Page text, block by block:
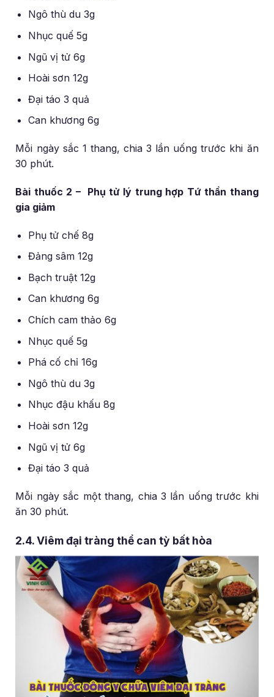
Ngô thù du 3g
Nhục quế 5g
Ngũ vị tử 6g
Hoài sơn 12g
Đại táo 3 quả
Can khương 6g
Mỗi ngày sắc 1 thang, chia 3 lần uống trước khi ăn
30 phút.
Bài thuốc 2 – Phụ tử lý trung hợp Tứ thần thang
gia giảm
Phụ tử chế 8g
Đảng sâm 12g
Bạch truật 12g
Can khương 6g
Chích cam thảo 6g
Nhục quế 5g
Phá cố chỉ 16g
Ngô thù du 3g
Nhục đậu khấu 8g
Hoài sơn 12g
Ngũ vị tử 6g
Đại táo 3 quả
Mỗi ngày sắc một thang, chia 3 lần uống trước khi
ăn 30 phút.
2.4. Viêm đại tràng thể can tỳ bất hòa